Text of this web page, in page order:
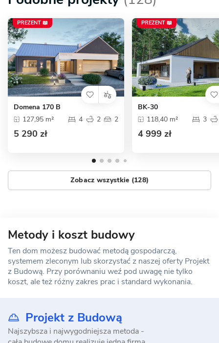
PREZENT 📖
Domena 170 B
127,95 m²
4 2 2
5 290 zł
PREZENT 📖
BK-30
118,40 m²
3
4 999 zł
Zobacz wszystkie (128)
Metody i koszt budowy
Ten dom możesz budować metodą gospodarczą,
systemem zleconym lub skorzystać z naszej oferty Projekt
z Budową. Przy porównaniu weź pod uwagę nie tylko
koszt, ale też różny zakres prac i standard wykonania.
Projekt z Budową
Najszybsza i najwygodniejsza metoda -